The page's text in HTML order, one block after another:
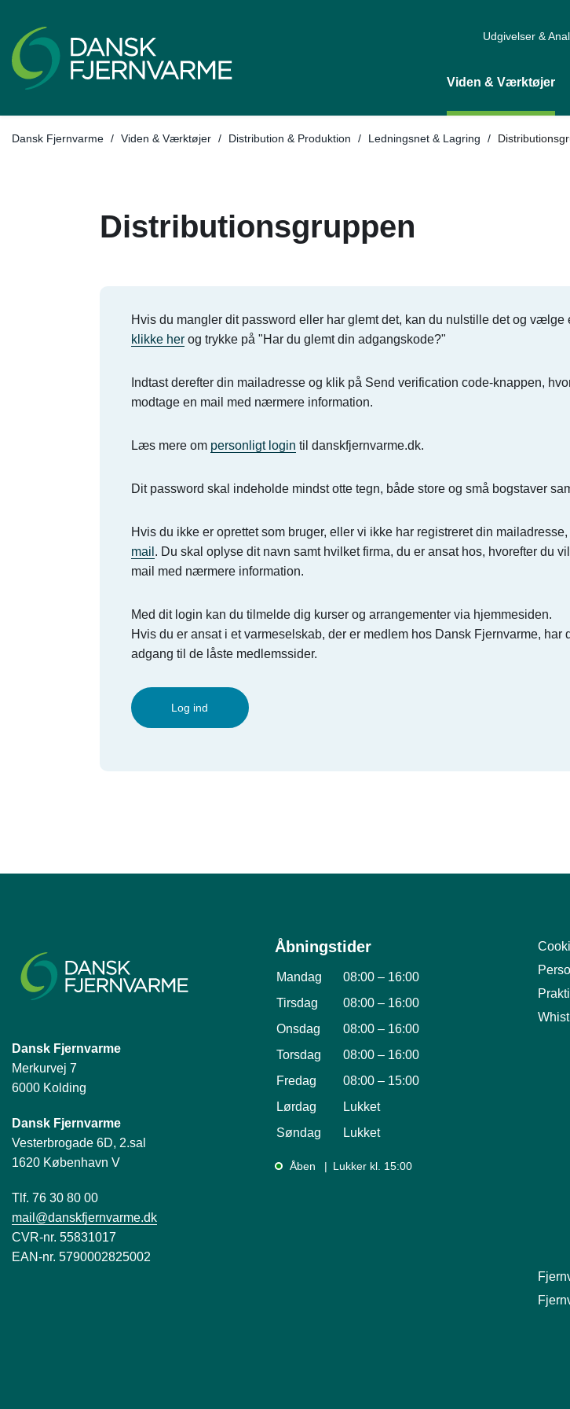
Udgivelser &
Viden & Værktøjer
Dansk Fjernvarme / Viden & Værktøjer / Distribution & Produktion / Tilbage til
Ledningsnet & Lagring /
Distributionsgruppen
Hvis du mangler dit password eller har glemt det, kan du nulstille det og vælge
klikke herog trykke på "Har du glemt din adgangskode?"
Indtast derefter din mailadresse og klik på Send verification code-knappen,
modtage en mail med nærmere information.
Læs mere om personligt login til danskfjernvarme.dk.
Dit password skal indeholde mindst otte tegn, både store og små bogstaver
Hvis du ikke er oprettet som bruger, eller vi ikke har registreret din mailadresse,
mail . Du skal oplyse dit navn samt hvilket firma, du er ansat hos, hvorefter du
mail med nærmere information.
Med dit login kan du tilmelde dig kurser og arrangementer via hjemmesiden.
Hvis du er ansat i et varmeselskab, der er medlem hos Dansk Fjernvarme, har
adgang til de låste medlemssider.
Log ind
Dansk Fjernvarme
Merkurvej 7
6000 Kolding
Dansk Fjernvarme
Vesterbrogade 6D, 2.sal
1620 København V
Tlf. 76 30 80 00
mail@danskfjernvarme.dk
CVR-nr. 55831017
EAN-nr. 5790002825002
Åbningstider
Mandag 08:00 – 16:00
Tirsdag
08:00 – 16:00
Onsdag
08:00 – 16:00
Torsdag
08:00 – 16:00
Fredag
08:00 – 15:00
Lørdag
Lukket
Søndag
Lukket
Åben Lukker kl. 15:00